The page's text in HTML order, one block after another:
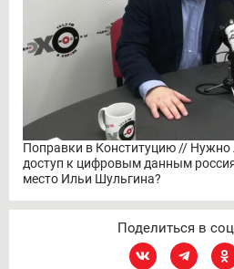
Поправки в Конституцию // Нужно
доступ к цифровым данным
место Ильи Шульгина?
Поделиться в